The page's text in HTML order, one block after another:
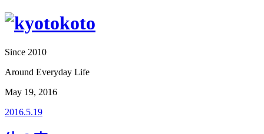
Since 2010
Around Everyday Life
May 19, 2016
2016.5.19